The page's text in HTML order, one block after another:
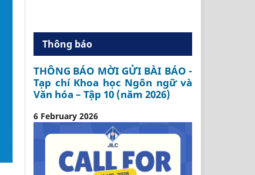
Thông báo
THÔNG BÁO MỜI GỬI BÀI BÁO -
Tạp chí Khoa học Ngôn ngữ và
Văn hóa – Tập 10 (năm 2026)
6 February 2026